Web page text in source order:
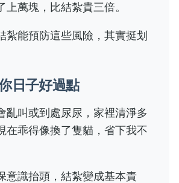
上萬塊，比結紮貴三倍。
紮能預防這些風險，其實挺划
日子好過點
亂叫或到處尿尿，家裡清淨多
在乖得像換了隻貓，省下我不
意識抬頭，結紮變成基本責